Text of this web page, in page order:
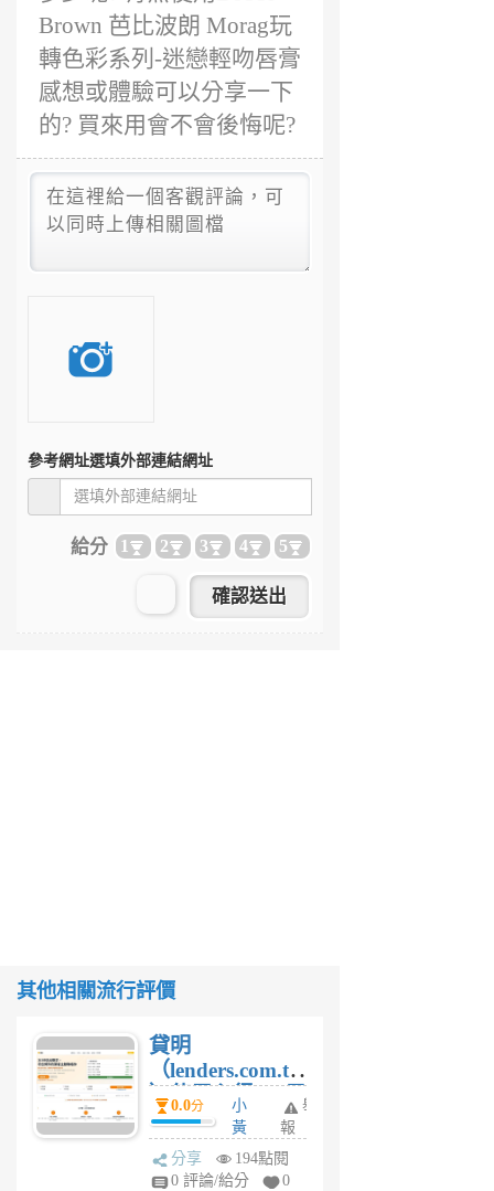
Brown 芭比波朗 Morag玩
轉色彩系列-迷戀輕吻唇膏
感想或體驗可以分享一下
的? 買來用會不會後悔呢?
參考網址選填外部連結網址
給分 1 2 3 4 5
其他相關流行評價
貸明
（lenders.com.tw
）使用心得 — 民
間貸款比較平台
體驗
0.0分
小
黃
蜂
1
舉
報
分享
194點閱
0 評論/給分
0